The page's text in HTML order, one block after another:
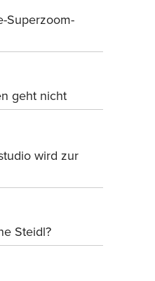
Superzoom-
geht nicht
wird zur
Steidl?